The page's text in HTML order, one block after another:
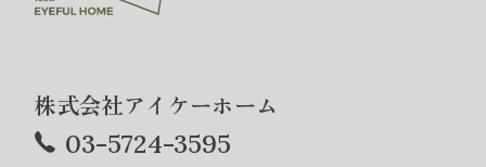
株式会社アイケーホーム
03-5724-3595